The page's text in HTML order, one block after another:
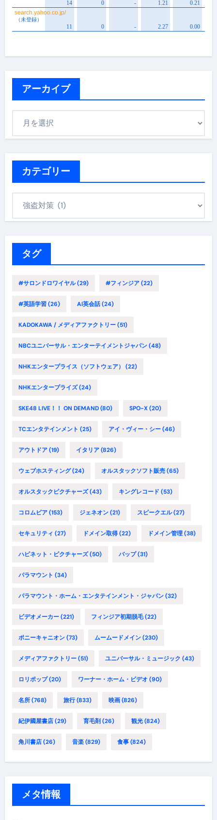
アーカイブ
カテゴリー
タグ
#サロンドロワイヤル(29) #フィンジア(22)
#英語学習(26) AI英会話(24)
KADOKAWA / メディアファクトリー(51)
NBCユニバーサル・エンターテイメントジャパン(48)
NHKエンタープライス（ソフトウェア） (22)
NHKエンタープライズ(24)
SKE48 LIVE！！ ON DEMAND(80) SPO-X(20)
TCエンタテインメント (25) アイ・ヴィー・シー(46)
アウトドア(19) イタリア(826)
ウェブホスティング(24) オルスタックソフト販売(65)
オルスタックピクチャーズ(43) キングレコード (53)
コロムビア(153) ジェネオン(21) スピークエル(27)
セキュリティ (27) ドメイン取得(22) ドメイン管理(38)
ハピネット・ピクチャーズ(50) バップ(31)
パラマウント (34)
パラマウント・ホーム・エンタテインメント・ジャパン(32)
ビデオメーカー(221) フィンジア初期脱毛(22)
ポニーキャニオン(73) ムームードメイン(230)
メディアファクトリー(51) ユニバーサル・ミュージック (43)
ロリポップ(20) ワーナー・ホーム・ビデオ (90)
名所(768) 旅行(833) 映画(826)
紀伊國屋書店(29) 育毛剤 (26) 観光(824)
角川書店(26) 音楽(829) 食事(824)
メタ情報